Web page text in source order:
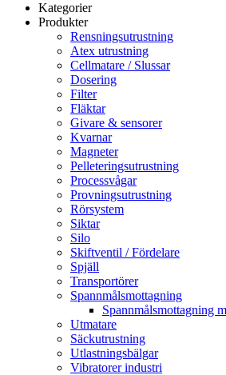
Kategorier
Produkter
Rensningsutrustning
Atex utrustning
Cellmatare / Slussar
Dosering
Filter
Fläktar
Givare & sensorer
Kvarnar
Magneter
Pelleteringsutrustning
Processvågar
Provningsutrustning
Rörsystem
Siktar
Silo
Skiftventil / Fördelare
Spjäll
Transportörer
Spannmålsmottagning
Spannmålsmottagning
Utmatare
Säckutrustning
Utlastningsbälgar
Vibratorer industri